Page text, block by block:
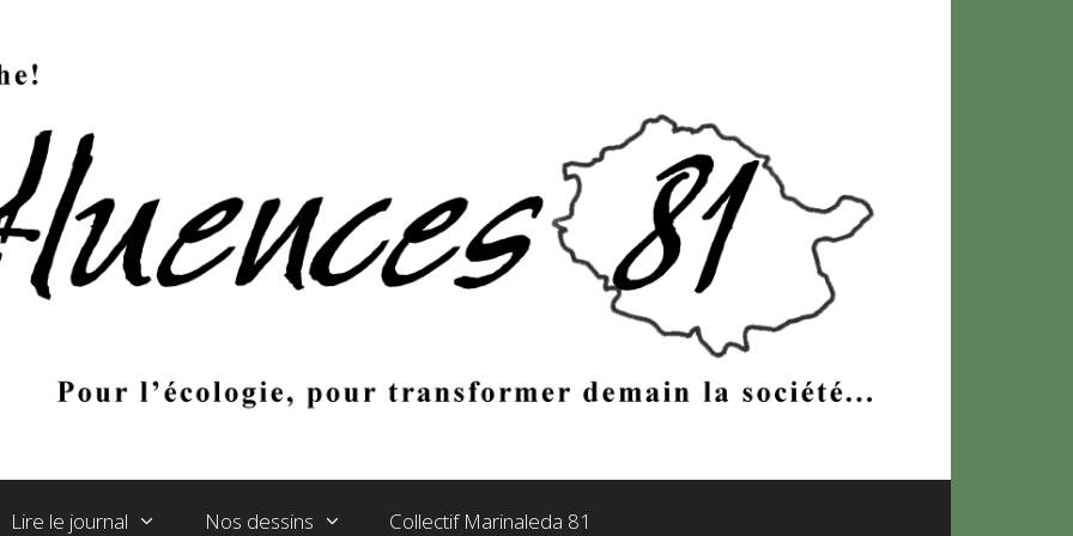
Lire le journal Nos dessins Collectif Marinaleda 81